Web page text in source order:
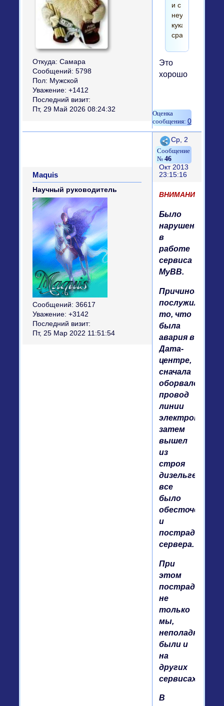
Откуда: Самара
Сообщений: 5798
Пол: Мужской
Уважение: +1412
Последний визит:
Пт, 29 Май 2026 08:24:32
и с
неудаленными
куками
сработало.)))
Это
хорошо
0
Поделиться
46
Ср, 2
Окт 2013
23:15:16
Maquis
Научный руководитель
Сообщений: 36617
Уважение: +3142
Последний визит:
Пт, 25 Мар 2022 11:51:54
ВНИМАНИЕ!
Было
нарушение
в
работе
сервиса
MyBB.
Причиной
послужило
то, что
была
авария в
Дата-
центре,
сначала
оборвался
провод
линии
затем
вышел
из
строя
все
было
обесточено
и
пострадали
сервера.
При
этом
пострадали
не
только
мы,
неполадки
были и
на
других
сервисах.
В